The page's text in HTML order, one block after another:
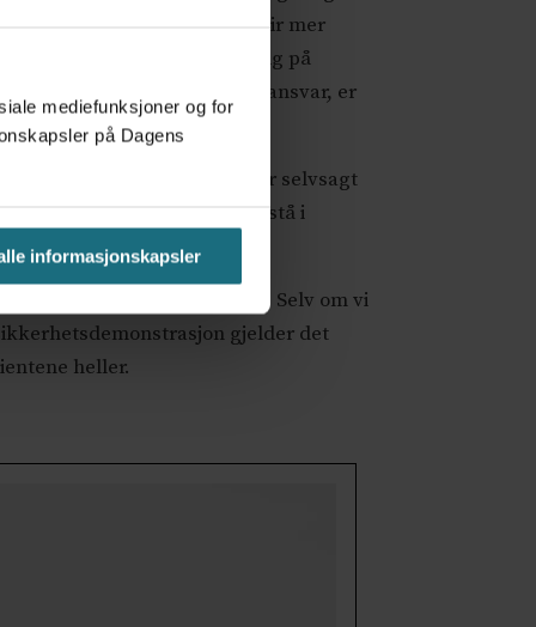
mediefunksjoner og for
på Dagens
informasjonskapsler
vakter som gjør at ferien blir mer
uten at dette gir uttelling på
Å antyde at leger ikke tar ansvar, er
alt de ønsker. Det er selvsagt
der det er mulig å stå i
ikke lenger å løpe fortere. Selv om vi
gjelder det
heller.